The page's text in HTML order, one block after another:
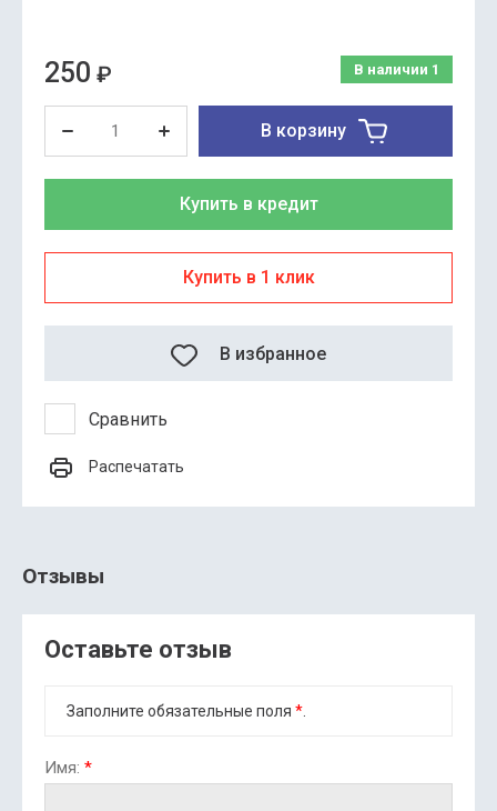
В наличии 1
250 ₽
В корзину
Купить в кредит
Купить в 1 клик
Сравнить
В избранное
Распечатать
Отзывы
Оставьте отзыв
Заполните обязательные поля *
Имя: *